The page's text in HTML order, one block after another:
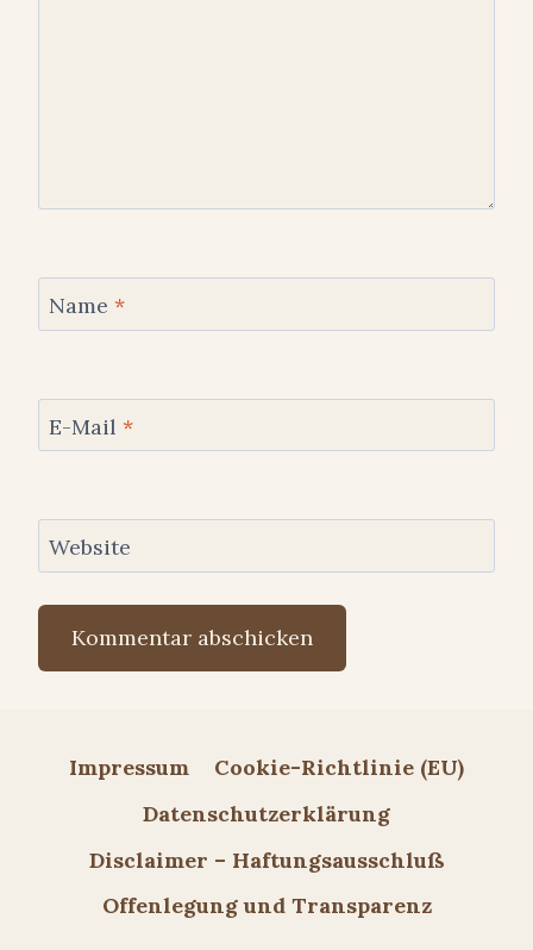
Name *
E-Mail *
Website
Impressum
Cookie-Richtlinie (EU)
Datenschutzerklärung
Disclaimer – Haftungsausschluß
Offenlegung und Transparenz